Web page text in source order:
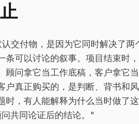
交付物，是因为它同时解决了两
条可以讨论的叙事。项目结束时
问拿它当工作底稿，客户拿它当
户真正购买的，是判断、背书和
，有人能解释为什么当时做了
共同论证后的结论。"